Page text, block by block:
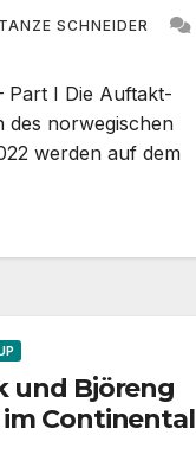
SCHNEIDER
Part I Die Auftakt-
des norwegischen
werden auf dem
und Björeng
im Continental